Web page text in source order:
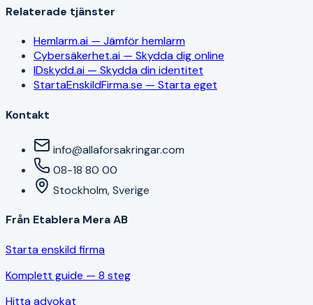
Relaterade tjänster
Hemlarm.ai — Jämför hemlarm
Cybersäkerhet.ai — Skydda dig online
IDskydd.ai — Skydda din identitet
StartaEnskildFirma.se — Starta eget
Kontakt
info@allaforsakringar.com
08-18 80 00
Stockholm, Sverige
Från Etablera Mera AB
Starta enskild firma
Komplett guide — 8 steg
Hitta advokat